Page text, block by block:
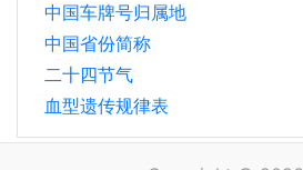
中国车牌号归属地
中国省份简称
二十四节气
血型遗传规律表